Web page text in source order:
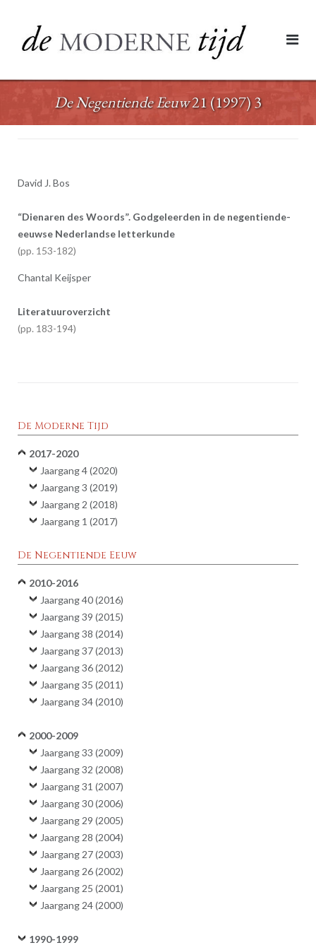
De Negentiende Eeuw21 (1997) 3
David J. Bos
“Dienaren des Woords”. Godgeleerden in de negentiende-
eeuwse Nederlandse letterkunde
153-182
Chantal Keijsper
Literatuuroverzicht
183-194
De Moderne Tijd
2017-2020
Jaargang 4 (2020)
Jaargang 3 (2019)
Jaargang 2 (2018)
Jaargang 1 (2017)
De Negentiende Eeuw
2010-2016
Jaargang 40 (2016)
Jaargang 39 (2015)
Jaargang 38 (2014)
Jaargang 37 (2013)
Jaargang 36 (2012)
Jaargang 35 (2011)
Jaargang 34 (2010)
2000-2009
Jaargang 33 (2009)
Jaargang 32 (2008)
Jaargang 31 (2007)
Jaargang 30 (2006)
Jaargang 29 (2005)
Jaargang 28 (2004)
Jaargang 27 (2003)
Jaargang 26 (2002)
Jaargang 25 (2001)
Jaargang 24 (2000)
1990-1999